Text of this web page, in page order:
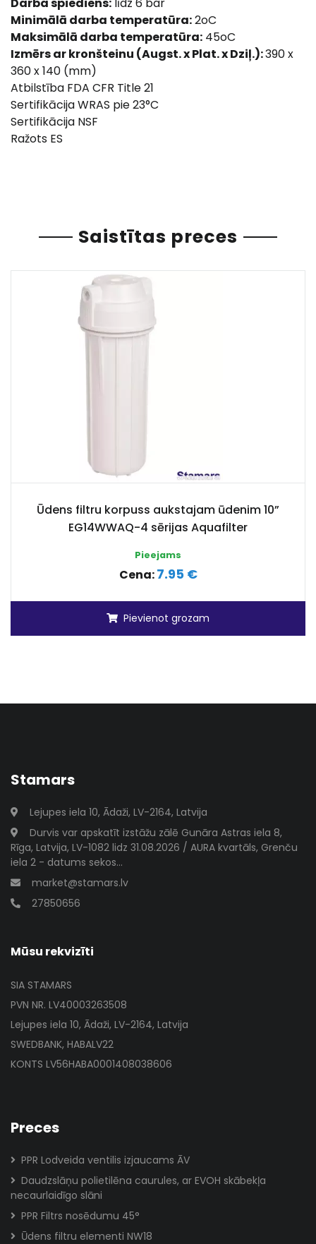
Minimālā darba temperatūra:2oC
Maksimālā darba temperatūra: 45oC
Izmērs ar kronšteinu (Augst. x Plat. x Dziļ.):390 x
360 x 140 (mm)
Atbilstība FDA CFR Title 21
Sertifikācija WRAS pie 23°C
Sertifikācija NSF
Ražots ES
Saistītas preces
Ūdens filtru korpuss aukstajam ūdenim 10”
EG14WWAQ-4 sērijas Aquafilter
Pieejams
Cena:7.95 €
Pievienot grozam
Stamars
Lejupes iela 10, Ādaži, LV-2164, Latvija
Durvis var apskatīt izstāžu zālē Gunāra Astras iela 8,
Rīga, Latvija, LV-1082 lidz 31.08.2026 / AURA kvartāls, Grenču
iela 2 - datums sekos...
market@stamars.lv
27850656
Mūsu rekvizīti
SIA STAMARS
PVN NR. LV40003263508
Lejupes iela 10, Ādaži, LV-2164, Latvija
SWEDBANK, HABALV22
KONTS LV56HABA0001408038606
Preces
PPR Lodveida ventilis izjaucams ĀV
Daudzslāņu polietilēna caurules, ar EVOH skābekļa
necaurlaidīgo slāni
PPR Filtrs nosēdumu 45°
Ūdens filtru elementi NW18